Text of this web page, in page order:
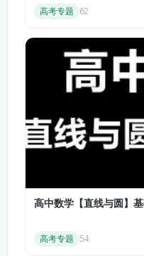
专题6.3.2 化学电源
专题7.1.1 自然固氮
专题7.1.2 人工固氮
专题7.2.1 氨气
专题7.3.1 铵盐的性质
专题7.3.2 常见氮肥及其使用
专题7.3.3 氮氧化物的无害
专题8.1.2 石油炼制 乙烯
专题8.1.3 煤的综合利用 苯
专题8.2.2 乙酸
高考专题 62
高中数学【直线与圆】
高考专题 54